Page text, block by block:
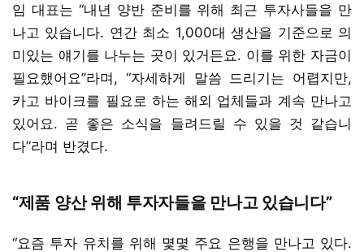
임 대표는 “내년 양반 준비를 위해 최근 투자사들을 만
나고 있습니다. 연간 최소 1,000대 생산을 기준으로 의
미있는 얘기를 나누는 곳이 있거든요. 이를 위한 자금이
필요했어요”라며, “자세하게 말씀 드리기는 어렵지만,
카고 바이크를 필요로 하는 해외 업체들과 계속 만나고
있어요. 곧 좋은 소식을 들려드릴 수 있을 것 같습니
다”라며 반겼다.
“제품 양산 위해 투자자들을 만나고 있습니다”
“요즘 투자 유치를 위해 몇몇 주요 은행을 만나고 있다.